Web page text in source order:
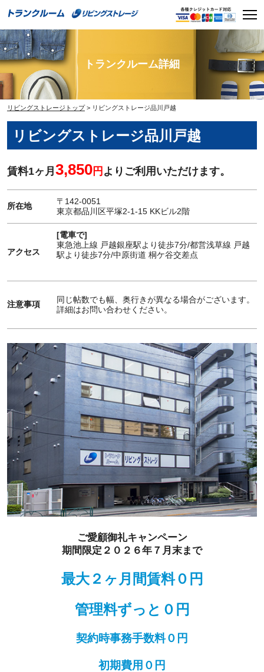
content
トランクルーム詳細
リビングストレージトップ> リビングストレージ品川戸越
リビングストレージ品川戸越
賃料1ヶ月 3,850円 よりご利用いただけます。
所在地
〒142-0051
東京都品川区平塚2-1-15 KKビル2階
アクセス
[電車で]
東急池上線 戸越銀座駅より徒歩7分/都営浅草線 戸越
駅より徒歩7分/中原街道 桐ケ谷交差点
注意事項
同じ帖数でも幅、奥行きが異なる場合がございます。
詳細はお問い合わせください。
ご愛顧御礼キャンペーン
期間限定２０２６年７月末まで
最大２ヶ月間賃料０円
管理料ずっと０円
契約時事務手数料０円
初期費用０円